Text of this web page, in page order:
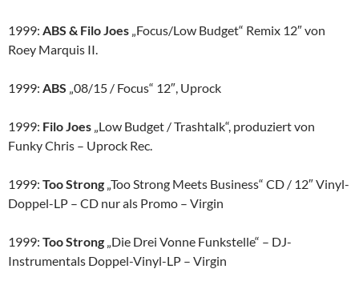
1999: ABS & Filo Joes „Focus/Low Budget“ Remix 12″ von
Roey Marquis II.
1999: ABS „08/15 / Focus“ 12″, Uprock
1999: Filo Joes „Low Budget / Trashtalk“, produziert von
Funky Chris – Uprock Rec.
1999: Too Strong „Too Strong Meets Business“ CD / 12″ Vinyl-
Doppel-LP – CD nur als Promo – Virgin
1999: Too Strong „Die Drei Vonne Funkstelle“ – DJ-
Instrumentals Doppel-Vinyl-LP – Virgin